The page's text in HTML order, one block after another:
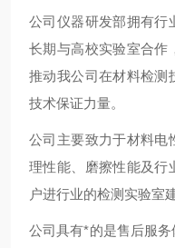
公司仪器研发部拥有行
长期与高校实验室合作
推动我公司在材料检测
技术保证力量。
公司主要致力于材料电
理性能、磨擦性能及行
户进行业的检测实验室
公司具有*的是售后服